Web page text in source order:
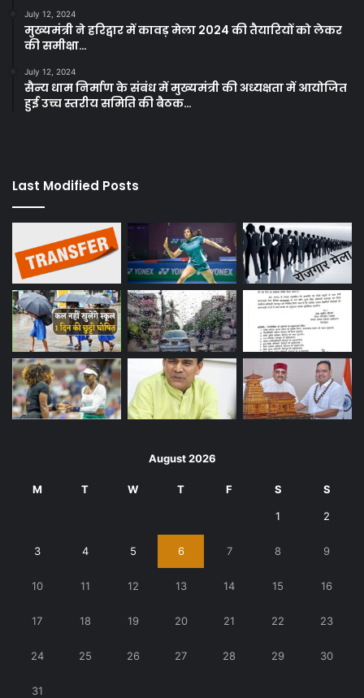
July 12, 2024
मुख्यमंत्री ने हरिद्वार में कावड़ मेला 2024 की तैयारियों को लेकर
की समीक्षा…
July 12, 2024
सैन्य धाम निर्माण के संबंध में मुख्यमंत्री की अध्यक्षता में आयोजित
हुई उच्च स्तरीय समिति की बैठक…
Last Modified Posts
August 2026
M T W T F S S
1 2
3 4 5 6 7 8 9
10 11 12 13 14 15 16
17 18 19 20 21 22 23
24 25 26 27 28 29 30
31